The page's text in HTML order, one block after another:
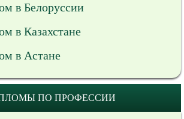
в Белоруссии
в Казахстане
в Астане
ПО ПРОФЕССИИ